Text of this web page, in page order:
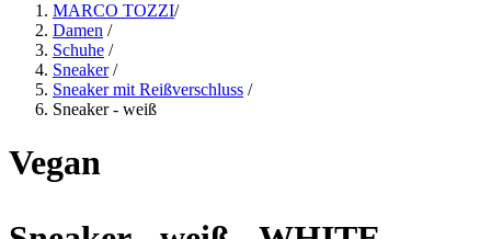
MARCO TOZZI/
Damen /
Schuhe /
Sneaker/
Sneaker mit Reißverschluss /
Sneaker - weiß
Vegan